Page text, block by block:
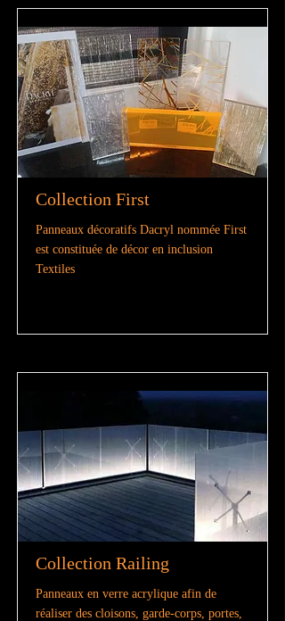
Collection First
Panneaux décoratifs Dacryl nommée First
est constituée de décor en inclusion
Textiles
Collection Railing
Panneaux en verre acrylique afin de
réaliser des cloisons, garde-corps, portes,